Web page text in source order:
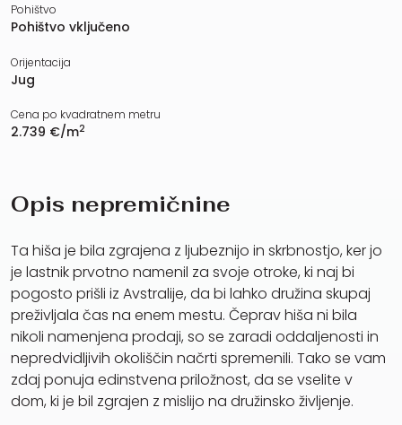
Pohištvo
Pohištvo vključeno
Orijentacija
Jug
Cena po kvadratnem metru
2.739 €/m2
Opis nepremičnine
Ta hiša je bila zgrajena z ljubeznijo in skrbnostjo, ker jo
je lastnik prvotno namenil za svoje otroke, ki naj bi
pogosto prišli iz Avstralije, da bi lahko družina skupaj
preživljala čas na enem mestu. Čeprav hiša ni bila
nikoli namenjena prodaji, so se zaradi oddaljenosti in
nepredvidljivih okoliščin načrti spremenili. Tako se vam
zdaj ponuja edinstvena priložnost, da se vselite v
dom, ki je bil zgrajen z mislijo na družinsko življenje.